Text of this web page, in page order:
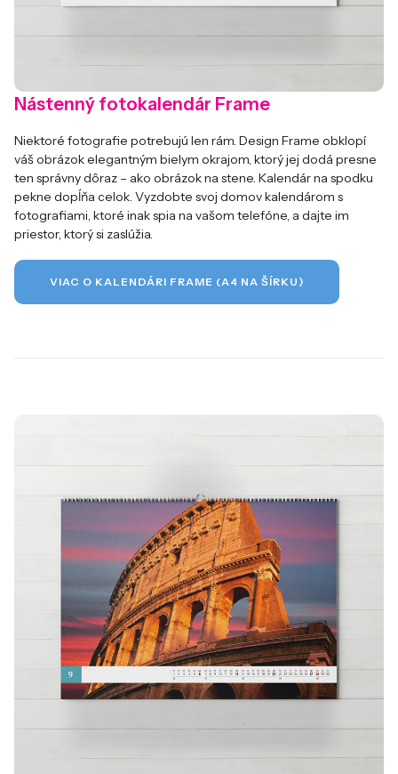
Nástenný fotokalendár Frame
Niektoré fotografie potrebujú len rám. Design Frame obklopí
váš obrázok elegantným bielym okrajom, ktorý jej dodá presne
ten správny dôraz – ako obrázok na stene. Kalendár na spodku
pekne dopĺňa celok. Vyzdobte svoj domov kalendárom s
fotografiami, ktoré inak spia na vašom telefóne, a dajte im
priestor, ktorý si zaslúžia.
VIAC O KALENDÁRI FRAME (A4 NA ŠÍRKU)